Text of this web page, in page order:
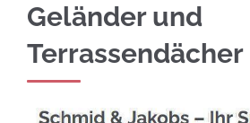
Geländer und
Terrassendächer